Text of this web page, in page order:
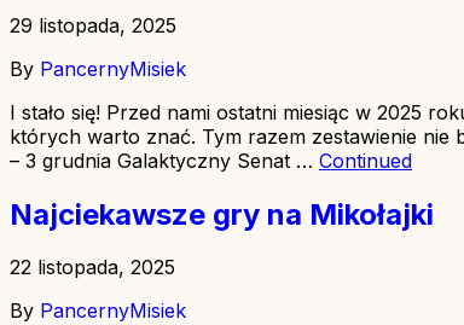
29 listopada, 2025
By PancernyMisiek
I stało się! Przed nami ostatni miesiąc w 2025
których warto znać. Tym razem zestawienie nie
– 3 grudnia Galaktyczny Senat … Continued
Najciekawsze gry na Mikołajki
22 listopada, 2025
By PancernyMisiek